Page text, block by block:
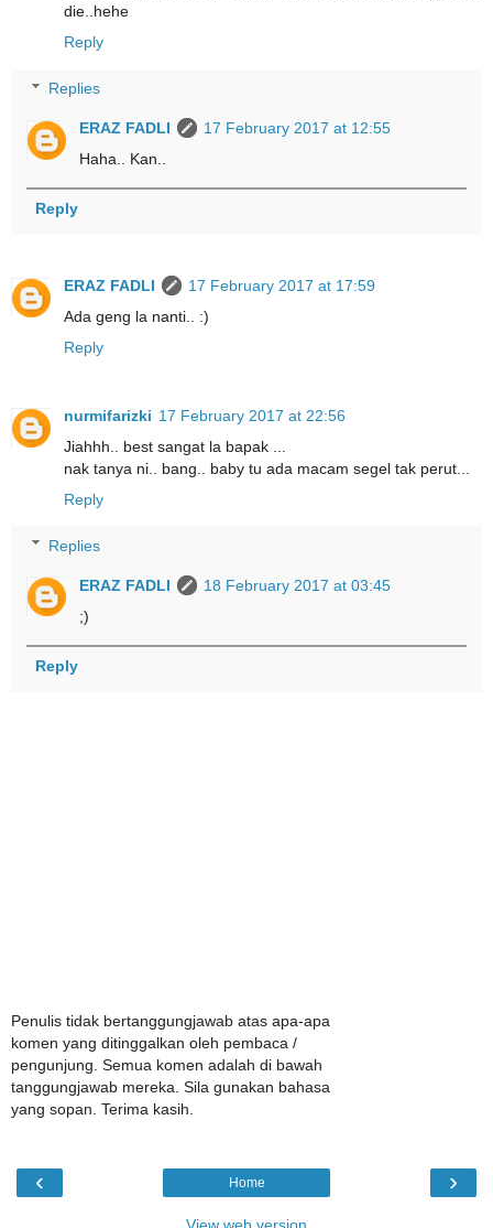
die..hehe
Reply
Replies
ERAZ FADLI
17 February 2017 at 12:55
Haha.. Kan..
Reply
ERAZ FADLI
17 February 2017 at 17:59
Ada geng la nanti.. :)
Reply
nurmifarizki 17 February 2017 at 22:56
Jiahhh.. best sangat la bapak ...
nak tanya ni.. bang.. baby tu ada macam segel tak perut...
Reply
Replies
ERAZ FADLI
18 February 2017 at 03:45
;)
Reply
Penulis tidak bertanggungjawab atas apa-apa
komen yang ditinggalkan oleh pembaca /
pengunjung. Semua komen adalah di bawah
tanggungjawab mereka. Sila gunakan bahasa
yang sopan. Terima kasih.
‹ ›
Home